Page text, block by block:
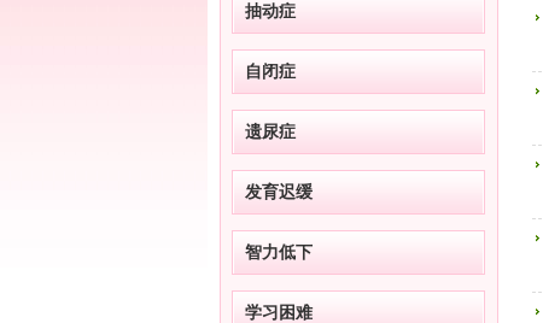
抽动症
自闭症
遗尿症
发育迟缓
智力低下
学习困难